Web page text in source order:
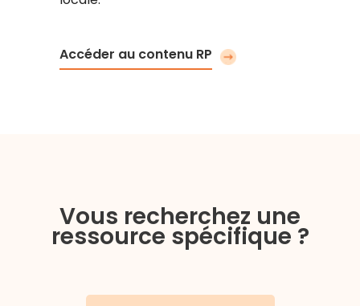
Accéder au contenu RP
Vous recherchez une
ressource spécifique ?